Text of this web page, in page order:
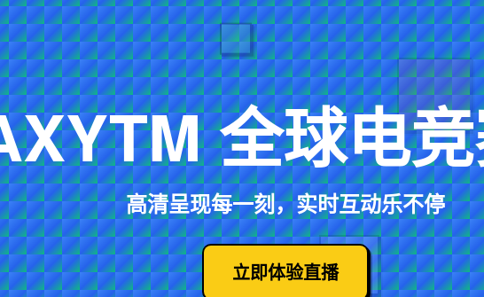
全球电
高清呈现每一刻，实时互动乐不停
立即体验直播